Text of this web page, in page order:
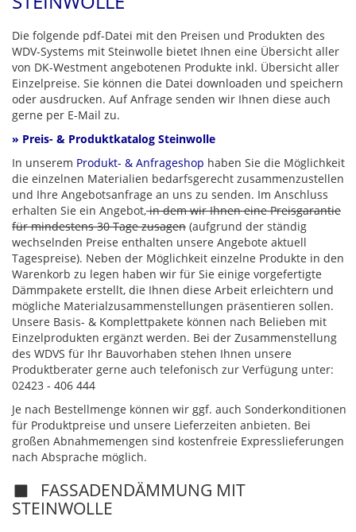
Die folgende pdf-Datei mit den Preisen und Produkten des
WDV-Systems mit Steinwolle bietet Ihnen eine Übersicht aller
von DK-Westment angebotenen Produkte inkl. Übersicht aller
Einzelpreise. Sie können die Datei downloaden und speichern
oder ausdrucken. Auf Anfrage senden wir Ihnen diese auch
gerne per E-Mail zu.
» Preis- & Produktkatalog Steinwolle
In unserem Produkt- & Anfrageshop haben Sie die Möglichkeit
die einzelnen Materialien bedarfsgerecht zusammenzustellen
und Ihre Angebotsanfrage an uns zu senden. Im Anschluss
erhalten Sie ein Angebot,in dem wir Ihnen eine Preisgarantie
für mindestens 30 Tage zusagen (aufgrund der ständig
wechselnden Preise enthalten unsere Angebote aktuell
Tagespreise). Neben der Möglichkeit einzelne Produkte in den
Warenkorb zu legen haben wir für Sie einige vorgefertigte
Dämmpakete erstellt, die Ihnen diese Arbeit erleichtern und
mögliche Materialzusammenstellungen präsentieren sollen.
Unsere Basis- & Komplettpakete können nach Belieben mit
Einzelprodukten ergänzt werden. Bei der Zusammenstellung
des WDVS für Ihr Bauvorhaben stehen Ihnen unsere
Produktberater gerne auch telefonisch zur Verfügung unter:
02423 - 406 444
Je nach Bestellmenge können wir ggf. auch Sonderkonditionen
für Produktpreise und unsere Lieferzeiten anbieten. Bei
großen Abnahmemengen sind kostenfreie Expresslieferungen
nach Absprache möglich.
FASSADENDÄMMUNG MIT
STEINWOLLE